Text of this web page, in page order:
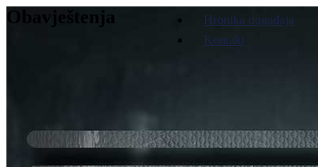
Hronika događaja
Kontakt
Obavještenja